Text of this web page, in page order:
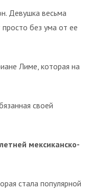
Девушка весьма
без ума от ее
Лиме, которая на
своей
мексиканско-
стала популярной